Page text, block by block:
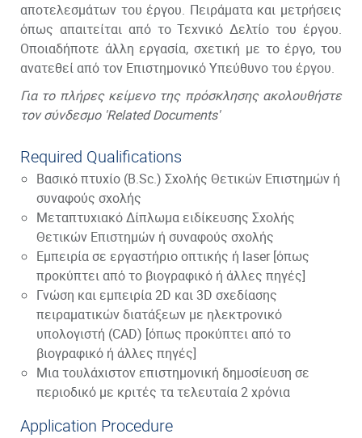
αποτελεσμάτων του έργου. Πειράματα και μετρήσεις
όπως απαιτείται από το Τεχνικό Δελτίο του έργου.
Οποιαδήποτε άλλη εργασία, σχετική με το έργο, του
ανατεθεί από τον Επιστημονικό Υπεύθυνο του έργου.
Για το πλήρες κείμενο της πρόσκλησης ακολουθήστε
τον σύνδεσμο 'Related Documents'
Required Qualifications
Βασικό πτυχίο (B.Sc.) Σχολής Θετικών Επιστημών ή
συναφούς σχολής
Μεταπτυχιακό Δίπλωμα ειδίκευσης Σχολής
Θετικών Επιστημών ή συναφούς σχολής
Εμπειρία σε εργαστήριο οπτικής ή laser [όπως
προκύπτει από το βιογραφικό ή άλλες πηγές]
Γνώση και εμπειρία 2D και 3D σχεδίασης
πειραματικών διατάξεων με ηλεκτρονικό
υπολογιστή (CAD) [όπως προκύπτει από το
βιογραφικό ή άλλες πηγές]
Μια τουλάχιστον επιστημονική δημοσίευση σε
περιοδικό με κριτές τα τελευταία 2 χρόνια
Application Procedure